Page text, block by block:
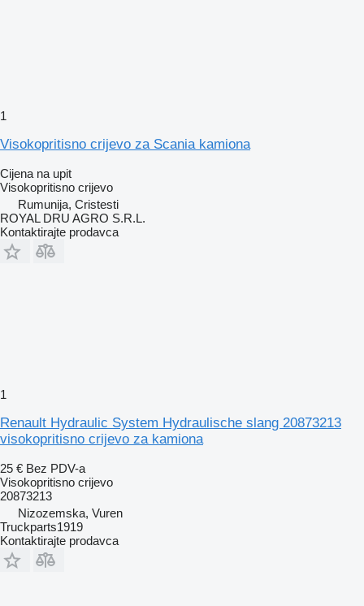
1
Visokopritisno crijevo za Scania kamiona
Cijena na upit
Visokopritisno crijevo
Rumunija, Cristesti
ROYAL DRU AGRO S.R.L.
Kontaktirajte prodavca
1
Renault Hydraulic System Hydraulische slang 20873213
visokopritisno crijevo za kamiona
25 € Bez PDV-a
Visokopritisno crijevo
20873213
Nizozemska, Vuren
Truckparts1919
Kontaktirajte prodavca